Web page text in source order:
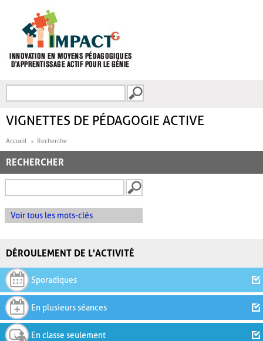
FORMULAIRE DE
VIGNETTES DE PÉDAGOGIE ACTIVE
Accueil Recherche
RECHERCHER
Voir tous les mots-clés
DÉROULEMENT DE L'ACTIVITÉ
Sporadiques
En plusieurs séances
En classe seulement